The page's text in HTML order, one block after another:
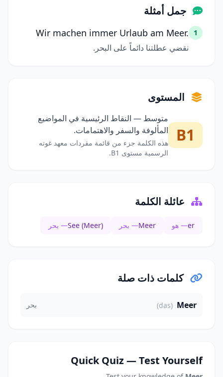
جمل أمثلة
1
Wir machen immer Urlaub am Meer.
نقضي عطلتنا دائماً على البحر.
المستوى
B1
متوسط — النقاط الرئيسية في المواضيع
المألوفة والسفر والاهتمامات.
هذه الكلمة جزء من قائمة مفردات معهد غوته
الرسمية مستوى B1.
عائلة الكلمة
er— هو Meer— بحر See (Meer)— بحر
كلمات ذات صلة
Meer
(das) بحر
Quick Quiz — Test Yourself